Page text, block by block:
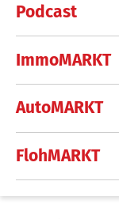
Podcast
ImmoMARKT
AutoMARKT
FlohMARKT